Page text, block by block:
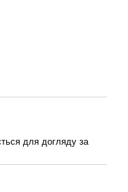
для догляду за